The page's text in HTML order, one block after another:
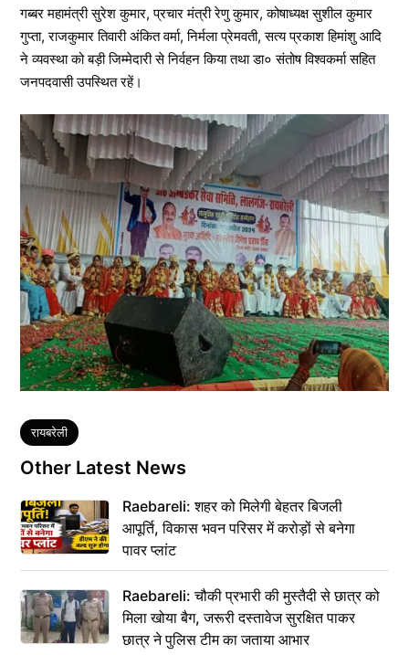
गब्बर महामंत्री सुरेश कुमार, प्रचार मंत्री रेणु कुमार, कोषाध्यक्ष सुशील कुमार
गुप्ता, राजकुमार तिवारी अंकित वर्मा, निर्मला प्रेमवती, सत्य प्रकाश हिमांशु आदि
ने व्यवस्था को बड़ी जिम्मेदारी से निर्वहन किया तथा डा० संतोष विश्वकर्मा सहित
जनपदवासी उपस्थित रहें।
Tags
रायबरेली
Other Latest News
Raebareli: शहर को मिलेगी बेहतर बिजली
आपूर्ति, विकास भवन परिसर में करोड़ों से बनेगा
पावर प्लांट
Raebareli: चौकी प्रभारी की मुस्तैदी से छात्र को
मिला खोया बैग, जरूरी दस्तावेज सुरक्षित पाकर
छात्र ने पुलिस टीम का जताया आभार